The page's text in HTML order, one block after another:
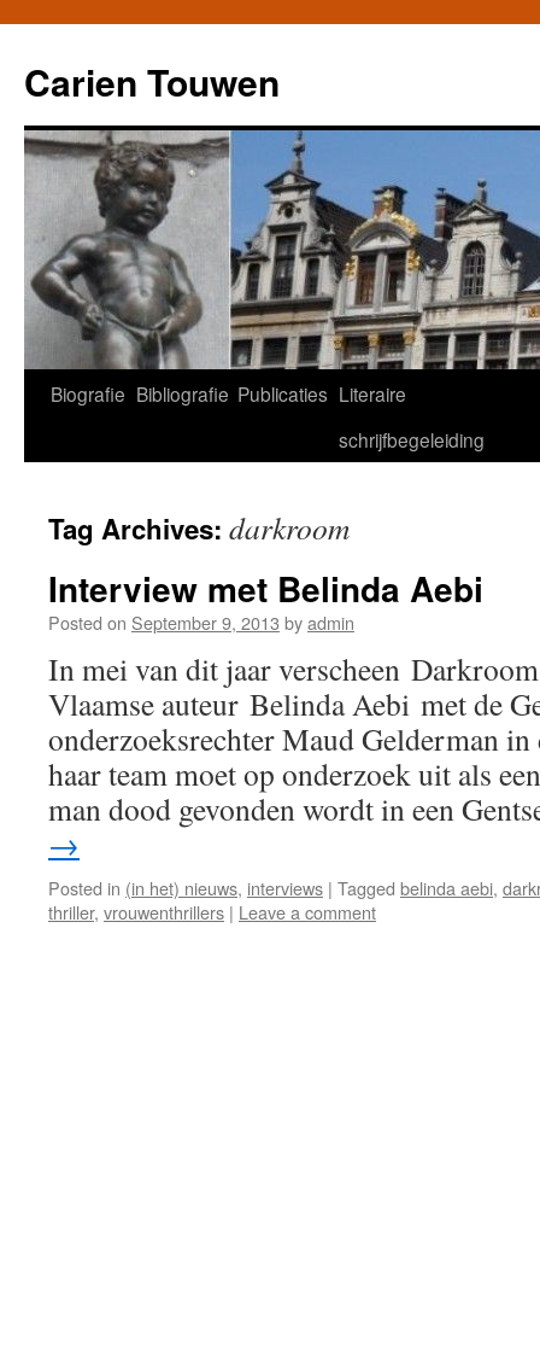
Carien Touwen
Skip
Biografie Bibliografie Publicaties Literaire
schrijfbegeleiding
Tag Archives: darkroom
Interview met Belinda Aebi
Posted on September 9, 2013 byadmin
In mei van dit jaar verscheen
Vlaamse auteur Belinda Aebi met de
onderzoeksrechter Maud Gelderman
haar team moet op onderzoek uit als
man dood gevonden wordt in een
→
Posted in (in het) nieuws, interviews | Tagged belinda aebi,
thriller, vrouwenthrillers | Leave a comment